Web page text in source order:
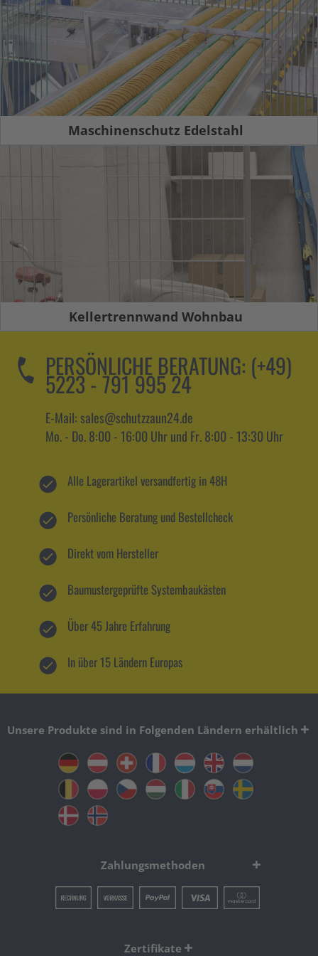
Maschinenschutz Edelstahl
Kellertrennwand Wohnbau
PERSÖNLICHE BERATUNG: (+49)
5223 - 791 995 24
E-Mail: sales@schutzzaun24.de
Mo. - Do. 8:00 - 16:00 Uhr und Fr. 8:00 - 13:30 Uhr
Alle Lagerartikel versandfertig in 48H
Persönliche Beratung und Bestellcheck
Direkt vom Hersteller
Baumustergeprüfte Systembaukästen
Über 45 Jahre Erfahrung
In über 15 Ländern Europas
Unsere Produkte sind in Folgenden Ländern erhältlich
Zahlungsmethoden
Zertifikate